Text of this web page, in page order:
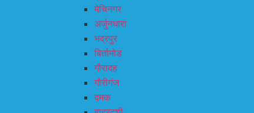
मेचिनगर
अर्जुनधारा
भद्रपुर
बिर्तामोड
गौरादह
गौरीगंज
दमक